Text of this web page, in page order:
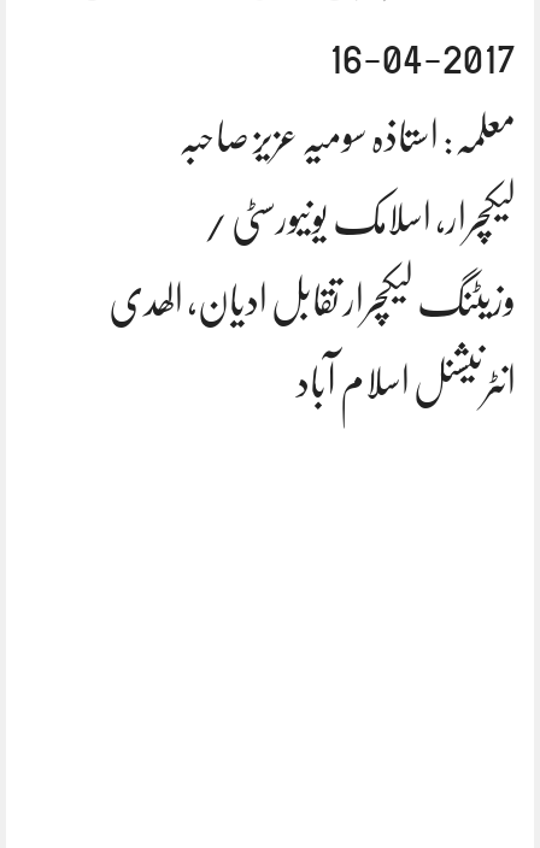
16-04-2017
معلمہ: استاذہ سومیہ عزیز صاحبہ
لیکچرار, اسلامک یونیورسٹی /
وزیٹنگ لیکچرار تقابل ادیان, الھدی
انٹرنیشنل اسلام آباد